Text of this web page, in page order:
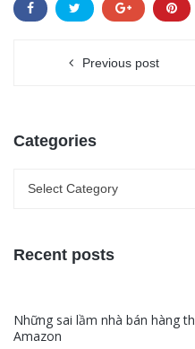
Previous post
Categories
Select Category
Recent posts
Những sai lầm nhà bán hàng
Amazon